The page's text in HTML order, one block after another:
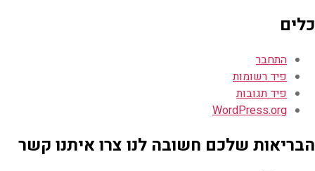
כלים
התחבר
פיד רשומות
פיד תגובות
WordPress.org
הבריאות שלכם חשובה לנו צרו איתנו קשר